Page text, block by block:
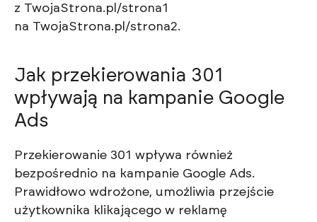
z TwojaStrona.pl/strona1
na TwojaStrona.pl/strona2.
Jak przekierowania 301
wpływają na kampanie Google
Ads
Przekierowanie 301 wpływa również
bezpośrednio na kampanie Google Ads.
Prawidłowo wdrożone, umożliwia przejście
użytkownika klikającego w reklamę